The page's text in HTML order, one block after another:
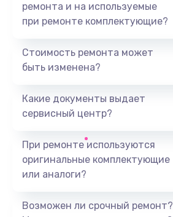
ремонта и на используемые
при ремонте комплектующие?
Стоимость ремонта может
быть изменена?
Какие документы выдает
сервисный центр?
При ремонте используются
оригинальные комплектующие
или аналоги?
Возможен ли срочный ремонт?